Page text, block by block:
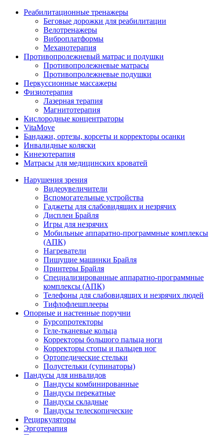
Реабилитационные тренажеры
Беговые дорожки для реабилитации
Велотренажеры
Виброплатформы
Механотерапия
Противопролежневый матрас и подушки
Противопролежневые матрасы
Противопролежневые подушки
Перкуссионные массажеры
Физиотерапия
Лазерная терапия
Магнитотерапия
Кислородные концентраторы
VitaMove
Бандажи, ортезы, корсеты и корректоры осанки
Инвалидные коляски
Кинезотерапия
Матрасы для медицинских кроватей
Нарушения зрения
Видеоувеличители
Вспомогательные устройства
Гаджеты для слабовидящих и незрячих
Дисплеи Брайля
Игры для незрячих
Мобильные аппаратно-программные комплексы
(АПК)
Нагреватели
Пишущие машинки Брайля
Принтеры Брайля
Специализированные аппаратно-программные
комплексы (АПК)
Телефоны для слабовидящих и незрячих людей
Тифлофлешплееры
Опорные и настенные поручни
Бурсопротекторы
Геле-тканевые кольца
Корректоры большого пальца ноги
Корректоры стопы и пальцев ног
Ортопедические стельки
Полустельки (супинаторы)
Пандусы для инвалидов
Пандусы комбинированные
Пандусы перекатные
Пандусы складные
Пандусы телескопические
Рециркуляторы
Эрготерапия